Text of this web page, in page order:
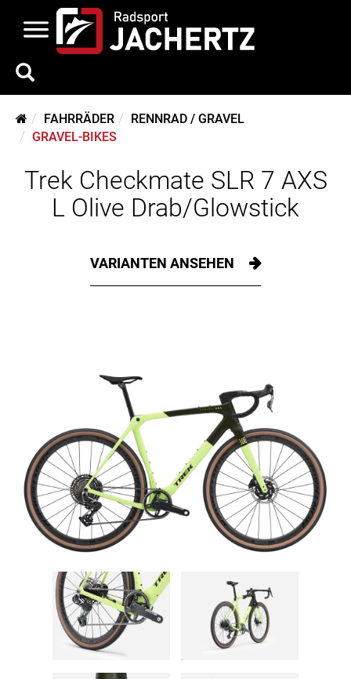
FAHRRÄDER
RENNRAD / GRAVEL
GRAVEL-BIKES
Trek Checkmate SLR 7 AXS
L Olive Drab/Glowstick
VARIANTEN ANSEHEN